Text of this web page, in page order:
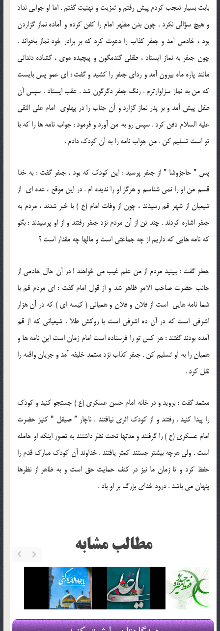
بابت بسيار تعجب کردم پيش رفتم و تعزيت و تهنيت گفتم . اما او جوابی نداد
و هيچ سؤالی نکرد . چون بدن مظهر امام را کفن کرده و آماده نماز گزاردن
بود ، خادمی آمد و جعفر کذاب را دعوت کرد که بر برادر خود نماز بخواند .
چون جعفر به نماز ايستاد ، طفلی گندمگون و پيچيده موی ، گشاده دندانی
مانند پاره ماه بيرون آمد و ردای جعفر را کشيد و گفت : ای عمو پس بايست
که من به نماز سزاوارترم . رنگ جعفر دگرگون شد . عقب ايستاد . سپس آن
طفل پيش آمد و بر پدر نماز گزارد و آن جناب را در پهلوی امام علی النقی
عليه السلام دفن کرد . سپس رو به من آورد و فرمود : جواب نامه ها را که با
تو است تسليم کن . من جواب نامه را به آن کودک دادم .
پس ” حاجزوشا ” از جعفر پرسيد : اين کودک که بود ، جعفر گفت : به خدا
قسم من او را نمي شناسم و هرگز او را نديده ام . در اين موقع ، عده ای از
شيعيان از شهر قم رسيدند ، چون از وفات امام (ع ) با خبر شدند ، مردم به
جعفر اشاره کردند . چند تن از آن مردم نزد جعفر رفتند و از او پرسيدند : بگو
که نامه هايی که داريم از چه جماعتی است و مالها چه مقدار است ؟
جعفر گفت : ببينيد مردم از من علم غيب مي خواهند ! در آن حال خادمی از
جانب حضرت صاحب الامر ظاهر شد و از قول امام گفت : ای مردم قم با
شما نامه هايی است از فلان و فلان و هميانی ( کيسه ای ) که در آن هزار
اشرفی است که در آن ده اشرفی است با روکش طلا . شيعيانی که از قم
آمده بودند گفتند : هر کس تو را فرستاده است امام زمان است اين نامه ها و
هميان را به او تسليم کن . جعفر کذاب نزد معتمد خليفه آمد و جريان واقعه را
نقل کرد .
معتمد گفت : برويد و در خانه امام حسن عسکری (ع ) جستجو کنيد و کودک
را پيدا کنيد . رفتند و از کودک اثری نيافتند . ناچار ” صيقل ” کنيز حضرت
امام عسکری (ع ) را گرفتند و مدتها تحت نظر داشتند به تصور اينکه او حامله
است . ولی هرچه بيشتر جستند کمتر يافتند . خداوند آن کودک مبارک قدم را
حفظ کرد و تا زمان ما نيز در کنف حمايت حق است و به ظاهر از نظرها
پنهان مي باشد . درود خدای بزرگ بر او باد .
مطالب مشابه